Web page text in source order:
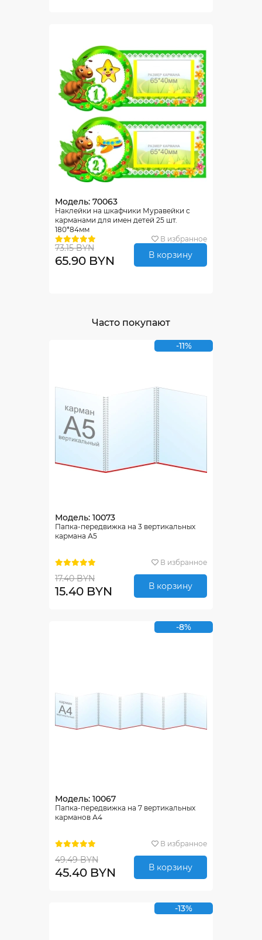
Модель: 70063
Наклейки на шкафчики Муравейки с
карманами для имен детей 25 шт.
180*84мм
В избранное
73.15 BYN
65.90 BYN В корзину
Часто покупают
-11%
Модель: 10073
Папка-передвижка на 3 вертикальных
кармана А5
В избранное
17.40 BYN
15.40 BYN В корзину
-8%
Модель: 10067
Папка-передвижка на 7 вертикальных
карманов А4
В избранное
49.49 BYN
45.40 BYN В корзину
-13%